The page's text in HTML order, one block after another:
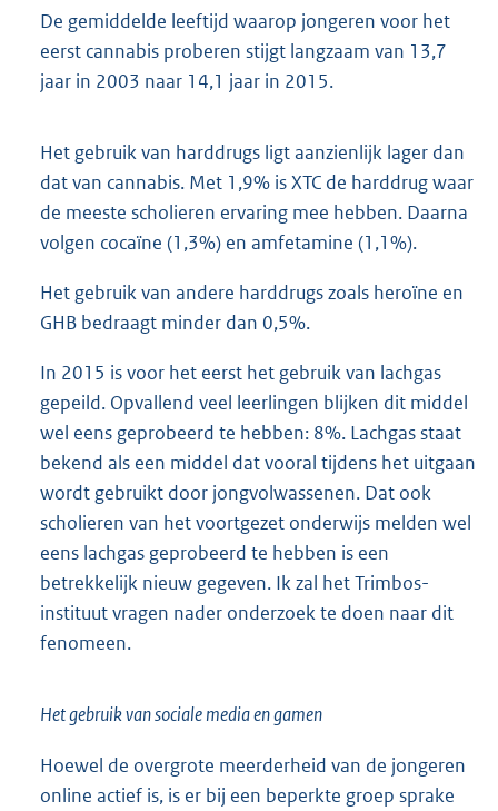
De gemiddelde leeftijd waarop jongeren voor het
eerst cannabis proberen stijgt langzaam van 13,7
jaar in 2003 naar 14,1 jaar in 2015.
Het gebruik van harddrugs ligt aanzienlijk lager dan
dat van cannabis. Met 1,9% is XTC de harddrug waar
de meeste scholieren ervaring mee hebben. Daarna
volgen cocaïne (1,3%) en amfetamine (1,1%).
Het gebruik van andere harddrugs zoals heroïne en
GHB bedraagt minder dan 0,5%.
In 2015 is voor het eerst het gebruik van lachgas
gepeild. Opvallend veel leerlingen blijken dit middel
wel eens geprobeerd te hebben: 8%. Lachgas staat
bekend als een middel dat vooral tijdens het uitgaan
wordt gebruikt door jongvolwassenen. Dat ook
scholieren van het voortgezet onderwijs melden wel
eens lachgas geprobeerd te hebben is een
betrekkelijk nieuw gegeven. Ik zal het Trimbos-
instituut vragen nader onderzoek te doen naar dit
fenomeen.
Het gebruik van sociale media en gamen
Hoewel de overgrote meerderheid van de jongeren
online actief is, is er bij een beperkte groep sprake